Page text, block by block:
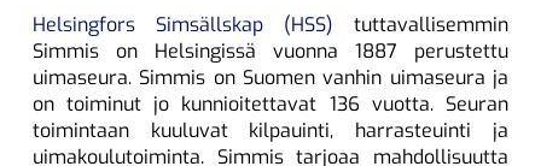
Helsingfors Simsällskap (HSS) tuttavallisemmin
Simmis on Helsingissä vuonna 1887 perustettu
uimaseura. Simmis on Suomen vanhin uimaseura ja
on toiminut jo kunnioitettavat 136 vuotta. Seuran
toimintaan kuuluvat kilpauinti, harrasteuinti ja
uimakoulutoiminta. Simmis tarjoaa mahdollisuutta